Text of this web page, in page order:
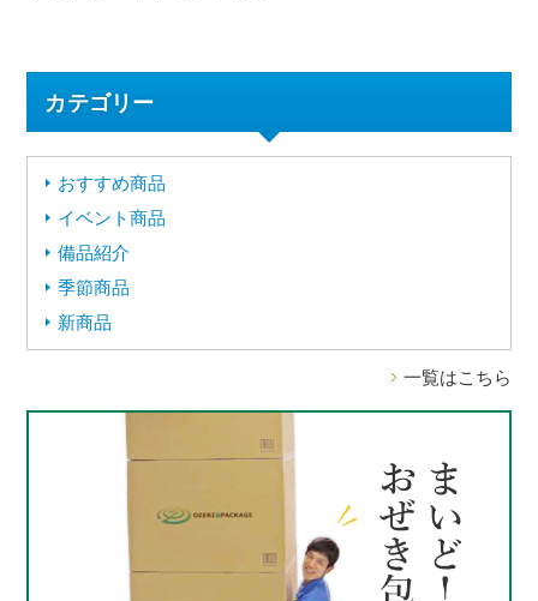
カテゴリー
おすすめ商品
イベント商品
備品紹介
季節商品
新商品
一覧はこちら